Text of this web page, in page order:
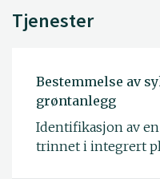
Tjenester
Bestemmelse av
grøntanlegg
Identifikasjon av
trinnet i integrert